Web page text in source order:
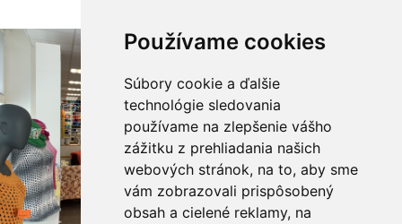
Používame cookies
Súbory cookie a ďalšie
technológie sledovania
používame na zlepšenie vášho
zážitku z prehliadania našich
webových stránok, na to, aby sme
vám zobrazovali prispôsobený
obsah a cielené reklamy, na